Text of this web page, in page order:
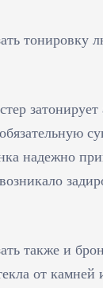
тонировку
надежно
также и
от камней